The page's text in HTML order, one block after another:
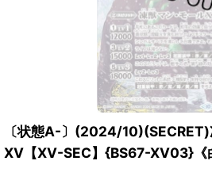
〔状態A-〕(2024/10)(SECRET)
XV【XV-SEC】{BS67-XV03}《